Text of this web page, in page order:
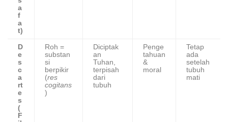
a
f
a
t)
D
e
s
c
a
rt
e
s
(
F
Roh =
substan
si
berpikir
(res
cogitans
)
Diciptak
an
Tuhan,
terpisah
dari
tubuh
Penge
tahuan
&
moral
Tetap
ada
setelah
tubuh
mati